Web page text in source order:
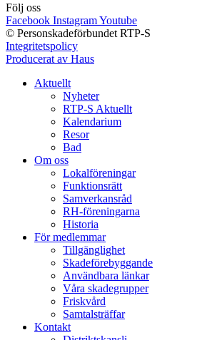
Följ oss
Facebook InstagramYoutube
© Personskadeförbundet RTP-S
Integritetspolicy
Producerat av Haus
Aktuellt
Nyheter
RTP-S Aktuellt
Kalendarium
Resor
Bad
Om oss
Lokalföreningar
Funktionsrätt
Samverkansråd
RH-föreningarna
Historia
För medlemmar
Tillgänglighet
Skadeförebyggande
Användbara länkar
Våra skadegrupper
Friskvård
Samtalsträffar
Kontakt